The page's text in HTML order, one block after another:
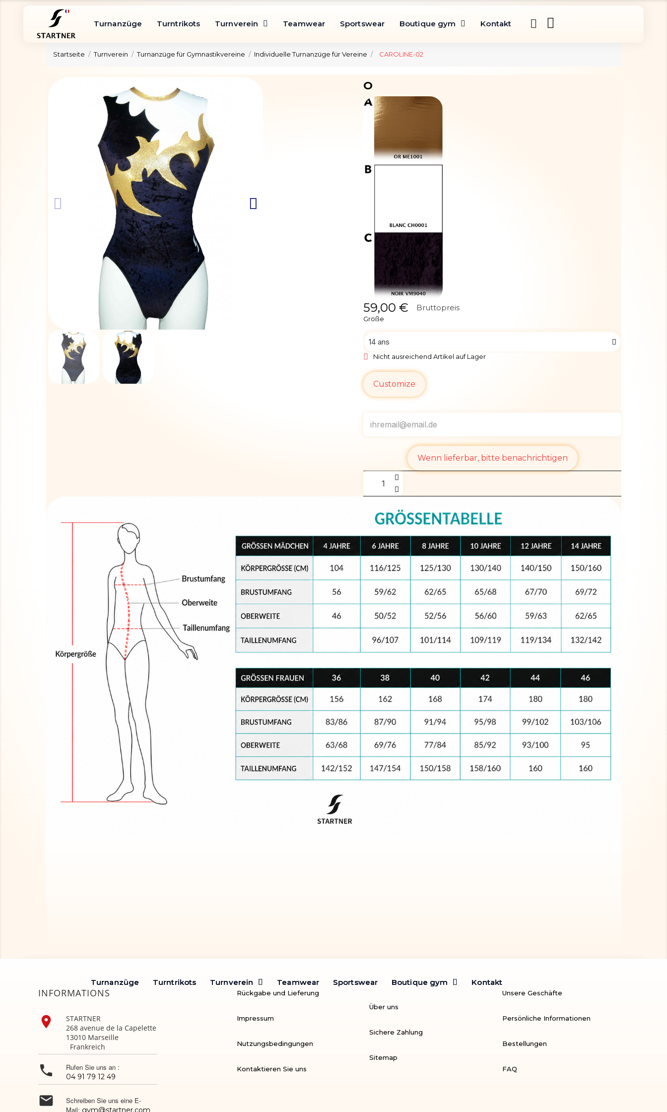
Turnanzüge Turntrikots Turnverein Teamwear Sportswear Boutique gym Kontakt
Startseite Turnverein Turnanzüge für Gymnastikvereine Individuelle Turnanzüge für Vereine CAROLINE-02
O
59,00 € Bruttopreis
Größe
Nicht ausreichend Artikel auf Lager
Customize
Wenn lieferbar, bitte benachrichtigen
Turnanzüge Turntrikots Turnverein Teamwear Sportswear Boutique gym Kontakt
Turnanzüge Turntrikots Turnverein Teamwear Sportswear Boutique gym Kontakt
INFORMATIONS

STARTNER
268 avenue de la Capelette
13010 Marseille
Frankreich
 Rufen Sie uns an :
04 91 79 12 49

Schreiben Sie uns eine E-
Mail: gym@startner.com
Rückgabe und Lieferung
Impressum
Nutzungsbedingungen
Kontaktieren Sie uns
Über uns
Sichere Zahlung
Sitemap
Unsere Geschäfte
Persönliche Informationen
Bestellungen
FAQ